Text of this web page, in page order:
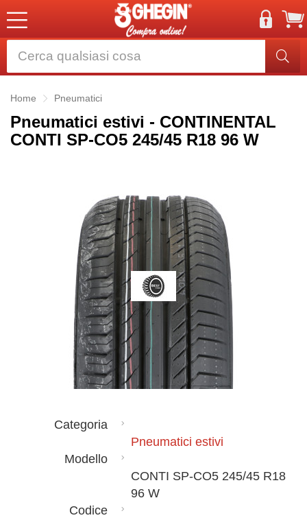
Home Pneumatici
Pneumatici estivi - CONTINENTAL
CONTI SP-CO5 245/45 R18 96 W
Categoria
Pneumatici estivi
Modello
CONTI SP-CO5 245/45 R18
96 W
Codice